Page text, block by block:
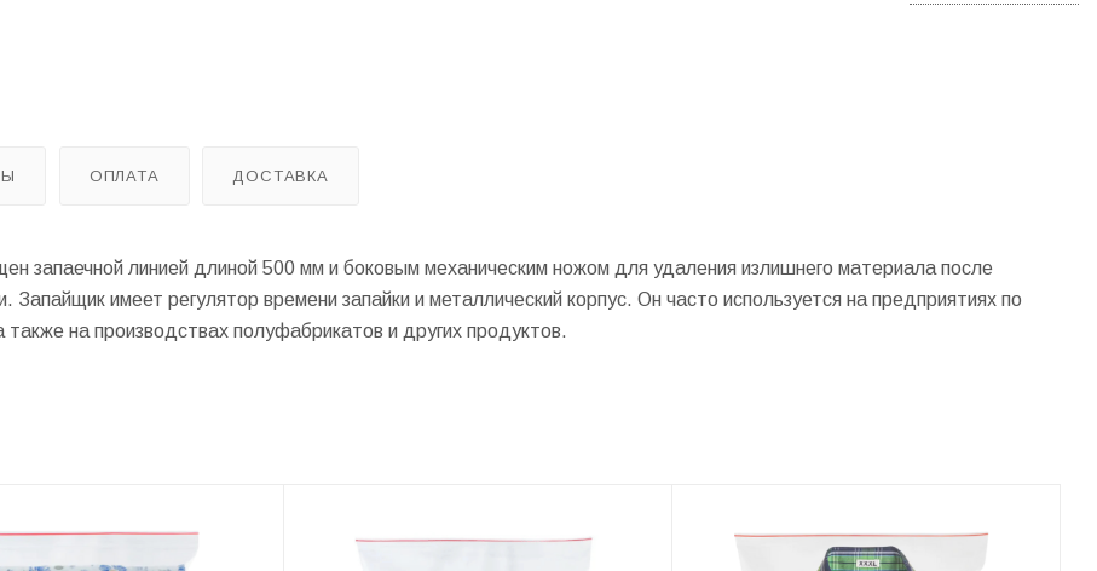
ОПЛАТА ДОСТАВКА
запаечной линией длиной 500 мм и боковым механическим ножом для удаления излишнего материала после
Запайщик имеет регулятор времени запайки и металлический корпус. Он часто используется на предприятиях по
также на производствах полуфабрикатов и других продуктов.